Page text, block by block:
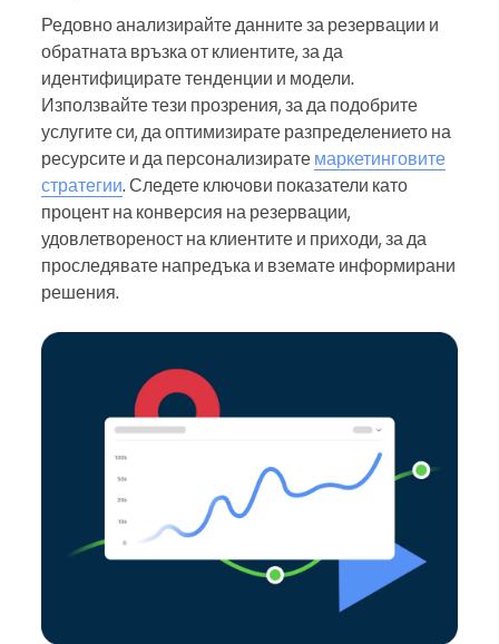
Редовно анализирайте данните за резервации и
обратната връзка от клиентите, за да
идентифицирате тенденции и модели.
Използвайте тези прозрения, за да подобрите
услугите си, да оптимизирате разпределението на
ресурсите и да персонализирате маркетинговите
стратегии. Следете ключови показатели като
процент на конверсия на резервации,
удовлетвореност на клиентите и приходи, за да
проследявате напредъка и вземате информирани
решения.